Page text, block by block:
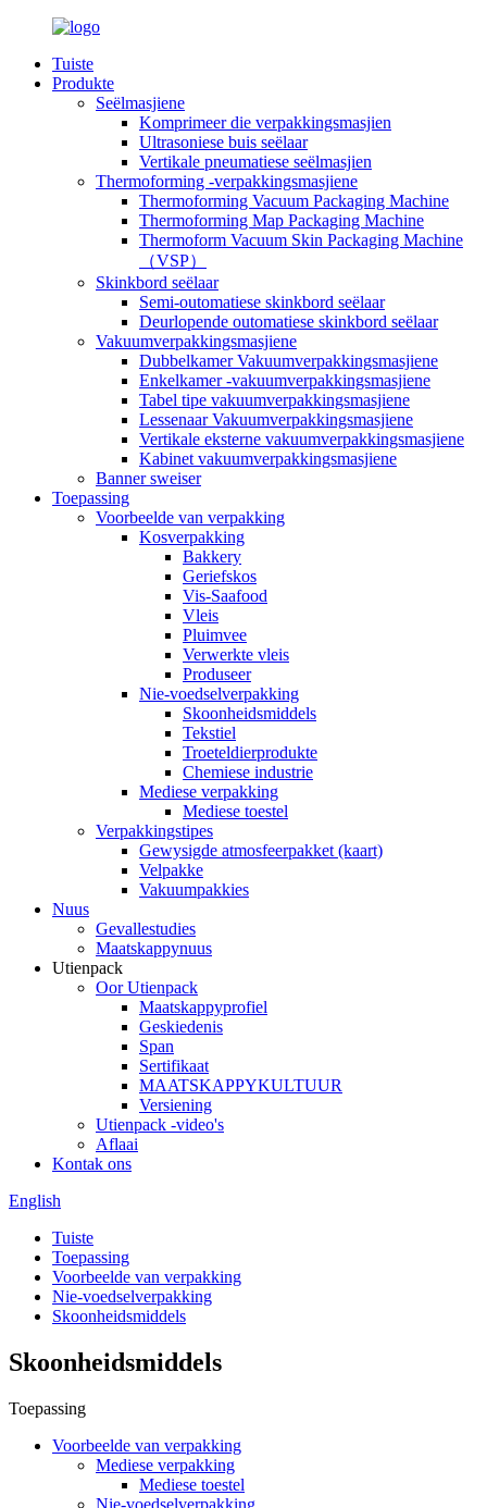
Tuiste
Produkte
Seëlmasjiene
Komprimeer die verpakkingsmasjien
Ultrasoniese buis seëlaar
Vertikale pneumatiese seëlmasjien
Thermoforming -verpakkingsmasjiene
Thermoforming Vacuum Packaging Machine
Thermoforming Map Packaging Machine
Thermoform Vacuum Skin Packaging Machine
（VSP）
Skinkbord seëlaar
Semi-outomatiese skinkbord seëlaar
Deurlopende outomatiese skinkbord seëlaar
Vakuumverpakkingsmasjiene
Dubbelkamer Vakuumverpakkingsmasjiene
Enkelkamer -vakuumverpakkingsmasjiene
Tabel tipe vakuumverpakkingsmasjiene
Lessenaar Vakuumverpakkingsmasjiene
Vertikale eksterne vakuumverpakkingsmasjiene
Kabinet vakuumverpakkingsmasjiene
Banner sweiser
Toepassing
Voorbeelde van verpakking
Kosverpakking
Bakkery
Geriefskos
Vis-Saafood
Vleis
Pluimvee
Verwerkte vleis
Produseer
Nie-voedselverpakking
Skoonheidsmiddels
Tekstiel
Troeteldierprodukte
Chemiese industrie
Mediese verpakking
Mediese toestel
Verpakkingstipes
Gewysigde atmosfeerpakket (kaart)
Velpakke
Vakuumpakkies
Nuus
Gevallestudies
Maatskappynuus
Utienpack
Oor Utienpack
Maatskappyprofiel
Geskiedenis
Span
Sertifikaat
MAATSKAPPYKULTUUR
Versiening
Utienpack -video's
Aflaai
Kontak ons
English
Tuiste
Toepassing
Voorbeelde van verpakking
Nie-voedselverpakking
Skoonheidsmiddels
Skoonheidsmiddels
Toepassing
Voorbeelde van verpakking
Mediese verpakking
Mediese toestel
Nie-voedselverpakking